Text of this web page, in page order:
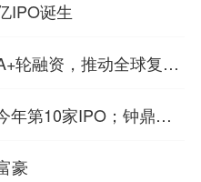
IPO诞生
轮融资，推动全球复合
年第10家IPO；钟鼎投
豪